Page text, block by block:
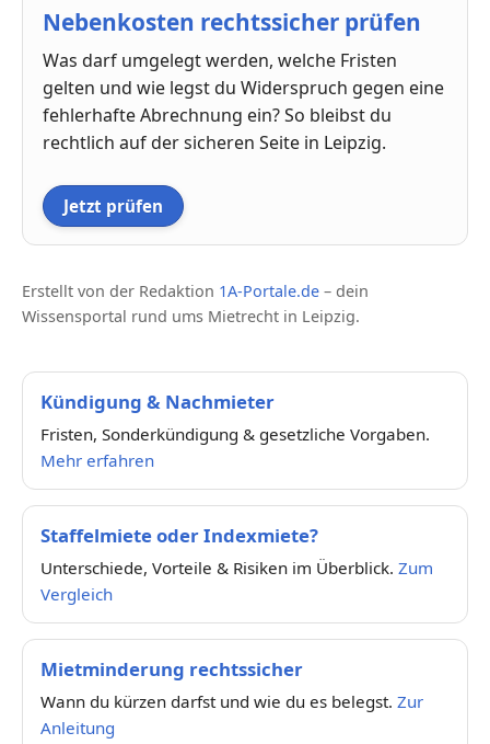
Nebenkosten rechtssicher prüfen
Was darf umgelegt werden, welche Fristen
gelten und wie legst du Widerspruch gegen eine
fehlerhafte Abrechnung ein? So bleibst du
rechtlich auf der sicheren Seite in Leipzig.
Jetzt prüfen
Erstellt von der Redaktion 1A-Portale.de – dein
Wissensportal rund ums Mietrecht in Leipzig.
Kündigung & Nachmieter
Fristen, Sonderkündigung & gesetzliche Vorgaben.
Mehr erfahren
Staffelmiete oder Indexmiete?
Unterschiede, Vorteile & Risiken im Überblick. Zum
Vergleich
Mietminderung rechtssicher
Wann du kürzen darfst und wie du es belegst. Zur
Anleitung